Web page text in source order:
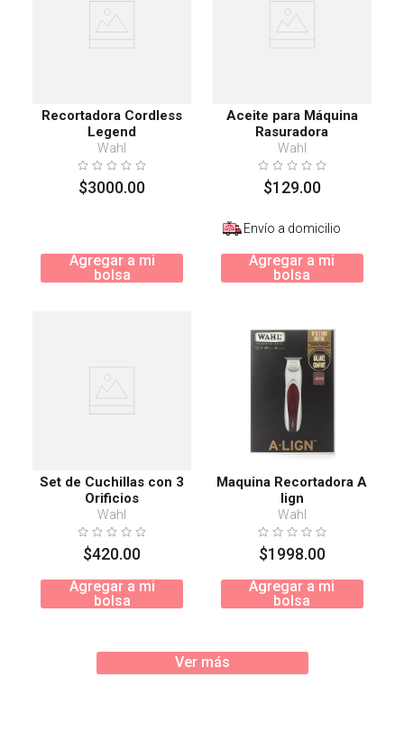
Recortadora Cordless
Legend
Wahl
$3000.00
Agregar a mi
bolsa
Aceite para Máquina
Rasuradora
Wahl
$129.00
Envío a domicilio
Agregar a mi
bolsa
Set de Cuchillas con 3
Orificios
Wahl
$420.00
Agregar a mi
bolsa
Maquina Recortadora A
lign
Wahl
$1998.00
Agregar a mi
bolsa
Ver más